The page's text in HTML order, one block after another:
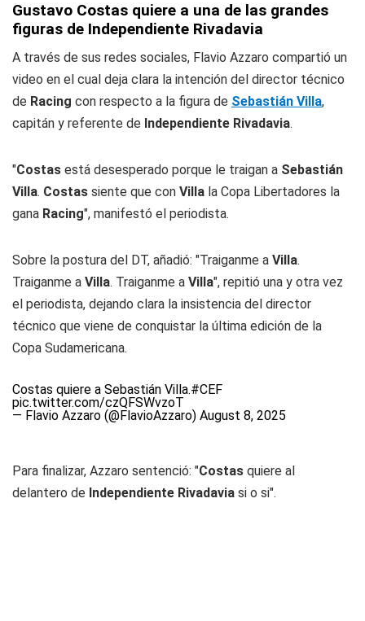
Gustavo Costas quiere a una de las grandes
figuras de Independiente Rivadavia
A través de sus redes sociales, Flavio Azzaro compartió un
video en el cual deja clara la intención del director técnico
de Racing con respecto a la figura de Sebastián Villa,
capitán y referente de Independiente Rivadavia.
"Costas está desesperado porque le traigan a Sebastián
Villa. Costas siente que con Villa la Copa Libertadores la
gana Racing", manifestó el periodista.
Sobre la postura del DT, añadió: "Traiganme a Villa.
Traiganme a Villa. Traiganme a Villa", repitió una y otra vez
el periodista, dejando clara la insistencia del director
técnico que viene de conquistar la última edición de la
Copa Sudamericana.
Costas quiere a Sebastián Villa.#CEF
pic.twitter.com/czQFSWvzoT
— Flavio Azzaro (@FlavioAzzaro) August 8, 2025
Para finalizar, Azzaro sentenció: "Costas quiere al
delantero de Independiente Rivadavia si o si".